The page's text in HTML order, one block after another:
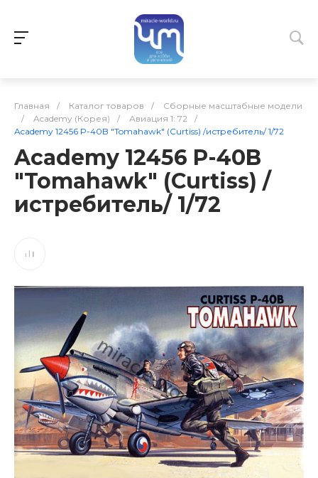
Главная / Каталог товаров /
Сборные масштабные модели
/
Academy (Корея) / Авиация 1: 72
/
Academy 12456 P-40B "Tomahawk" (Curtiss) /истребитель/ 1/72
Academy 12456 P-40B
"Tomahawk" (Curtiss) /
истребитель/ 1/72